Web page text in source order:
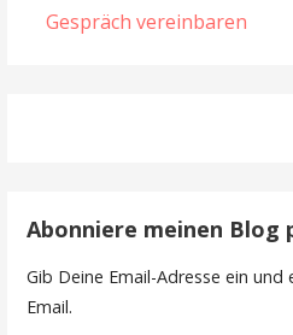
Gespräch vereinbaren
Abonniere meinen Blog
Gib Deine Email-Adresse ein
Email.